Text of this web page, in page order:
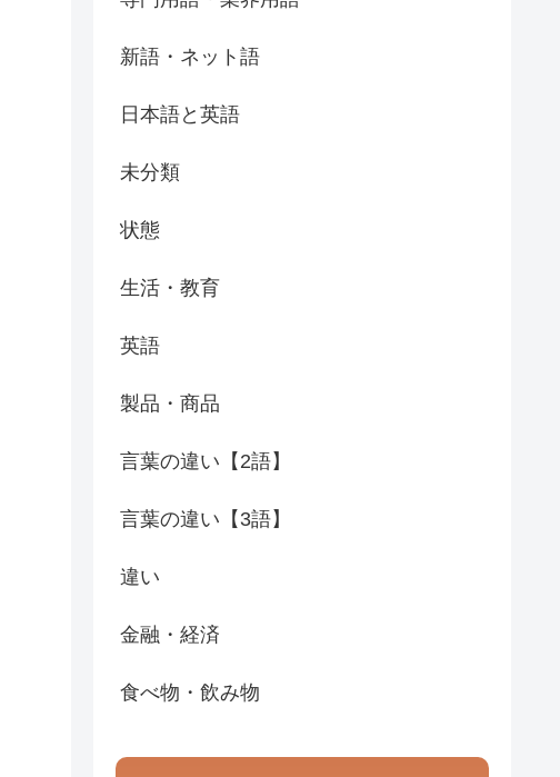
新語・ネット語
日本語と英語
未分類
状態
生活・教育
英語
製品・商品
言葉の違い【2語】
言葉の違い【3語】
違い
金融・経済
食べ物・飲み物